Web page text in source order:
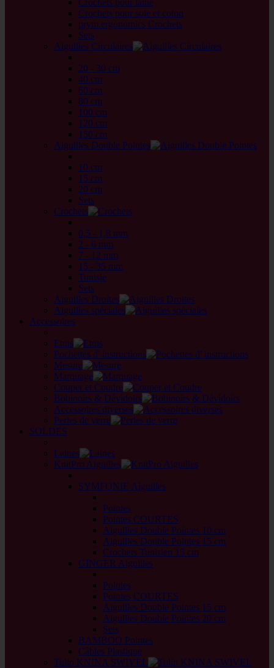
Crochets pour laine
Crochets pour soie et coton
prym.ergonomics Crochets
Sets
Aiguilles Circulaires
20 - 30 cm
40 cm
60 cm
80 cm
100 cm
120 cm
150 cm
Aiguilles Double Pointes
10 cm
15 cm
20 cm
Sets
Crochets
0,5 - 1,8 mm
2 - 6 mm
7 - 12 mm
15 - 35 mm
Tunisie
Sets
Aiguilles Droites
Aiguilles spéciales
Accessoires
Etuis
Pochettes d' instructions
Mesure
Marquage
Couper et Coudre
Bobinoirs & Dévidoirs
Accessoires diverses
Perles de verre
SOLDES
Laines
KnitPro Aiguilles
SYMFONIE Aiguilles
Pointes
Pointes COURTES
Aiguilles Double Pointes 10 cm
Aiguilles Double Pointes 15 cm
Crochets Tunisien 15 cm
GINGER Aiguilles
Pointes
Pointes COURTES
Aiguilles Double Pointes 15 cm
Aiguilles Double Pointes 20 cm
Sets
BAMBOO Pointes
Câbles Plastique
Tulip KNINA SWIVEL